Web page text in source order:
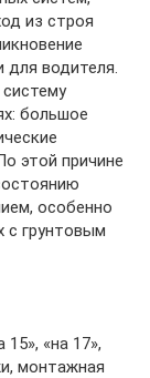
из строя
для водителя.
большое
этой причине
особенно
с грунтовым
15», «на 17»,
монтажная